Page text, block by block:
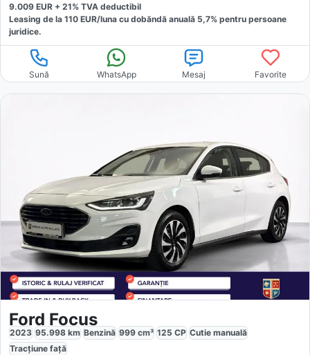
9.009 EUR + 21% TVA deductibil
Leasing de la 110 EUR/luna cu dobăndă anuală 5,7% pentru persoane
juridice.
Sună WhatsApp Mesaj Favorite
Ford Focus
2023 95.998 km Benzină 999 cm³ 125 CP Cutie manuală
Tracțiune față